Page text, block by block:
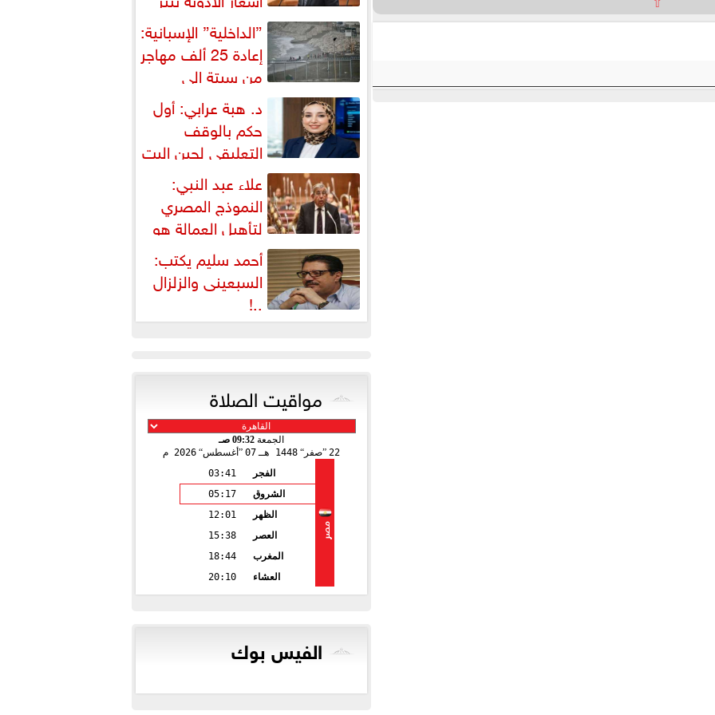
إشكالية دستورية ويهدد حق
المواطن...
”الداخلية” الإسبانية:
إعادة 25 ألف مهاجر
من سبتة إلى
المغرب... وارتفاع حصيلة...
د. هبة عرابي: أول
حكم بالوقف
التعليقي لحين البت
في الطعن على... علاء عبد النبي:
النموذج المصري
لتأهيل العمالة هو
البديل العملي والأمثل لأزمات...
أحمد سليم يكتب:
السبعينى والزلزال
..!
مواقيت الصلاة
الجمعة 09:32 صـ
22 صفر 1448 هـ 07 أغسطس 2026 م
مصر
الفجر
03:41
الشروق
05:17
الظهر
12:01
العصر
15:38
المغرب
18:44
العشاء
20:10
الفيس بوك